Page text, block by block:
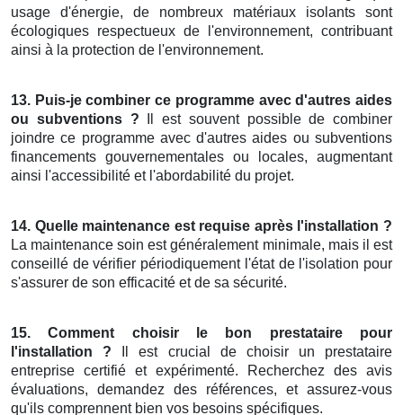
usage d'énergie, de nombreux matériaux isolants sont
écologiques respectueux de l'environnement, contribuant
ainsi à la protection de l'environnement.
13. Puis-je combiner ce programme avec d'autres aides
ou subventions ? Il est souvent possible de combiner
joindre ce programme avec d'autres aides ou subventions
financements gouvernementales ou locales, augmentant
ainsi l'accessibilité et l'abordabilité du projet.
14. Quelle maintenance est requise après l'installation ?
La maintenance soin est généralement minimale, mais il est
conseillé de vérifier périodiquement l'état de l'isolation pour
s'assurer de son efficacité et de sa sécurité.
15. Comment choisir le bon prestataire pour
l'installation ? Il est crucial de choisir un prestataire
entreprise certifié et expérimenté. Recherchez des avis
évaluations, demandez des références, et assurez-vous
qu'ils comprennent bien vos besoins spécifiques.